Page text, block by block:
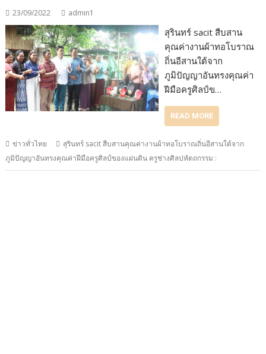
23/09/2022 admin1
สุรินทร์ sacit สืบสาน
คุณค่างานผ้าทอโบราณ
ถิ่นอีสานใต้จาก
ภูมิปัญญาอันทรงคุณค่า
ฝีมือครูศิลป์ข…
READ MORE
ข่าวทั่วไทย
สุรินทร์ sacit สืบสานคุณค่างานผ้าทอโบราณถิ่นอีสานใต้จาก
ภูมิปัญญาอันทรงคุณค่าฝีมือครูศิลป์ของแผ่นดิน ครูช่างศิลปหัตถกรรม :